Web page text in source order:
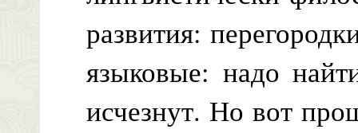
развития:
языковые: надо
исчезнут. Но вот